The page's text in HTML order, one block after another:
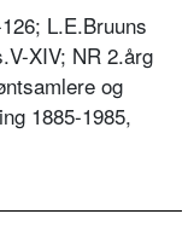
L.E.Bruuns
XIV; NR 2.årg
og
1885-1985,